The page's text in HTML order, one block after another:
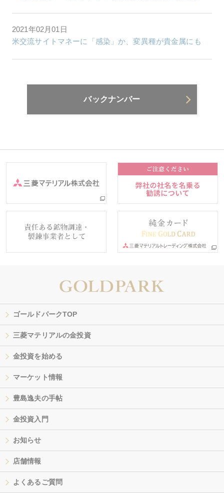
2021年02月01日
米交流サイトマネーに「感染」か、変異種が貴金属にも
バックナンバー
ゴールドパークTOP
三菱マテリアルの金投資
金投資を始める
マーケット情報
豊島逸夫の手帖
金投資入門
お知らせ
店舗情報
よくあるご質問